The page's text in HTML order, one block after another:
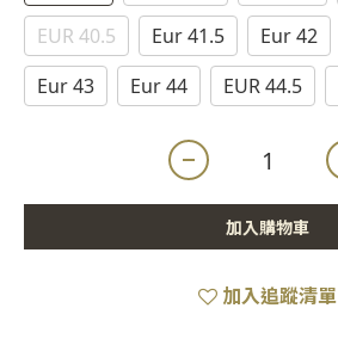
EUR 40.5
Eur 41.5 Eur 42
Eur 43
Eur 44 EUR 44.5
加入購物車
加入追蹤清單